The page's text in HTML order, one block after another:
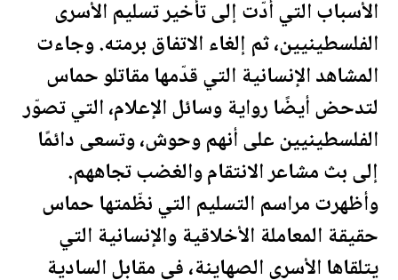
الأسباب التي أدّت إلى تأخير تسليم الأسرى
الفلسطينيين، ثم إلغاء الاتفاق برمته. وجاءت
المشاهد الإنسانية التي قدّمها مقاتلو حماس
لتدحض أيضًا رواية وسائل الإعلام، التي تصوّر
الفلسطينيين على أنهم وحوش، وتسعى دائمًا
إلى بث مشاعر الانتقام والغضب تجاههم.
وأظهرت مراسم التسليم التي نظّمتها حماس
حقيقة المعاملة الأخلاقية والإنسانية التي
يتلقاها الأسرى الصهاينة، في مقابل السادية